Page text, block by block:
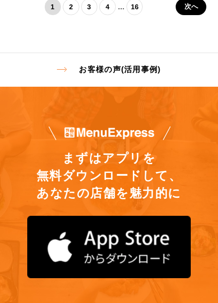
1 2 3 4 … 16 次へ
お客様の声(活用事例)
まずはアプリを
無料ダウンロードして、
あなたの店舗を魅力的に